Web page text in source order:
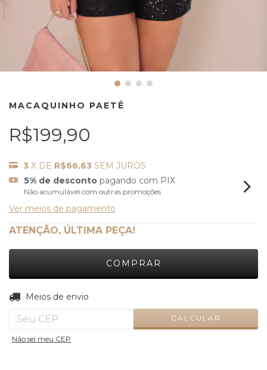
MACAQUINHO PAETÊ
R$199,90
3 X DE R$66,63 SEM JUROS
5% de desconto pagando com PIX
Não acumulável com outras promoções
Ver meios de pagamento
ATENÇÃO, ÚLTIMA PEÇA!
Entregas para o CEP:
Meios de envio
CALCULAR
Não sei meu CEP